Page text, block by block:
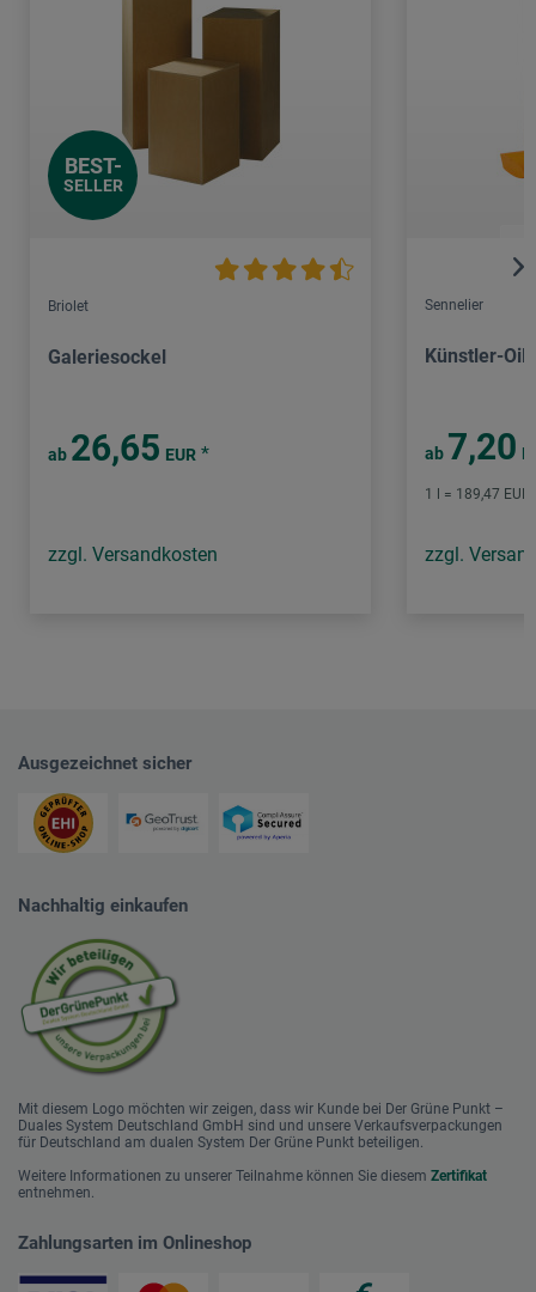
BEST-
SELLER
Briolet
Galeriesockel
ab 26,65 EUR *
zzgl. Versandkosten
Sennelier
Künstler-Oil
ab 7,20
1 l = 189,47
zzgl.
Ausgezeichnet sicher
Nachhaltig einkaufen
Mit diesem Logo möchten wir zeigen, dass wir Kunde bei Der Grüne Punkt –
Duales System Deutschland GmbH sind und unsere Verkaufsverpackungen
für Deutschland am dualen System Der Grüne Punkt beteiligen.
Weitere Informationen zu unserer Teilnahme können Sie diesem Zertifikat
entnehmen.
Zahlungsarten im Onlineshop